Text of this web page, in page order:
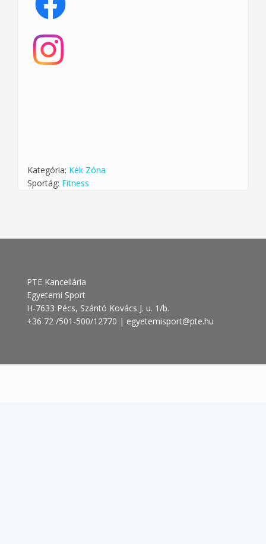
Kategória: Kék Zóna
Sportág: Fitness
PTE Kancellária
Egyetemi Sport
H-7633 Pécs, Szántó Kovács J. u. 1/b.
+36 72 /501-500/12770 | egyetemisport@pte.hu